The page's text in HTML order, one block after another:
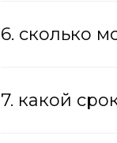
6. сколько
7. какой